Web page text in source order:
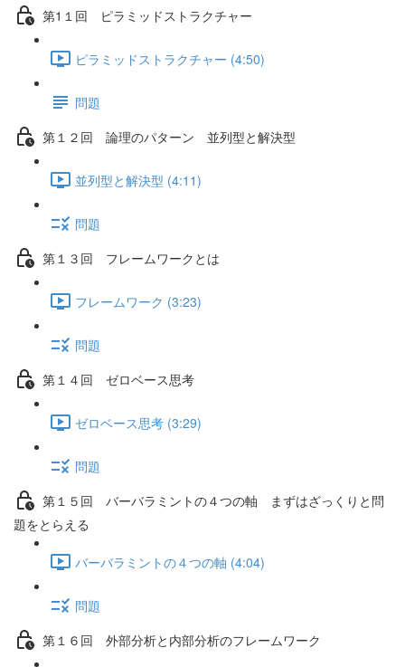
第1１回 ピラミッドストラクチャー
ピラミッドストラクチャー (4:50)
問題
第１２回 論理のパターン 並列型と解決型
並列型と解決型 (4:11)
問題
第１３回 フレームワークとは
フレームワーク (3:23)
問題
第１４回 ゼロベース思考
ゼロベース思考 (3:29)
問題
第１５回 バーバラミントの４つの軸 まずはざっくりと問
題をとらえる
バーバラミントの４つの軸 (4:04)
問題
第１６回 外部分析と内部分析のフレームワーク